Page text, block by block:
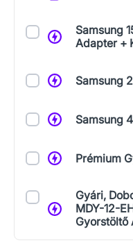
Samsung
Adapter +
Samsung
Samsung
Prémium
Gyári,
MDY-12-
Gyorstöltő